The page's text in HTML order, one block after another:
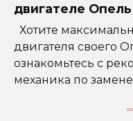
двигателе
Хотите
двигателя своего
ознакомьтесь с
механика по